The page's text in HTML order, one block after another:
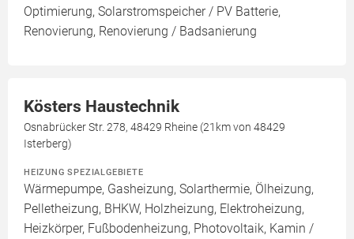
Optimierung, Solarstromspeicher / PV Batterie,
Renovierung, Renovierung / Badsanierung
Kösters Haustechnik
Osnabrücker Str. 278, 48429 Rheine (21km von 48429
Isterberg)
HEIZUNG SPEZIALGEBIETE
Wärmepumpe, Gasheizung, Solarthermie, Ölheizung,
Pelletheizung, BHKW, Holzheizung, Elektroheizung,
Heizkörper, Fußbodenheizung, Photovoltaik, Kamin /